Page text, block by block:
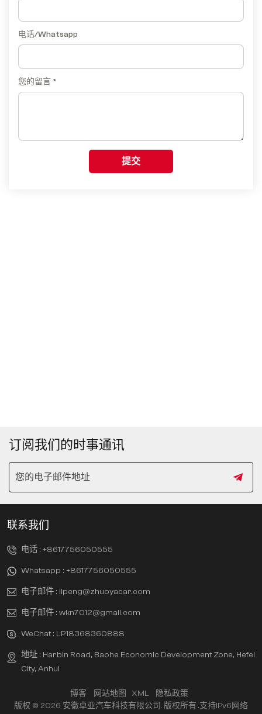
电话/Whatsapp
您的留言 *
提交
订阅我们的时事通讯
联系我们
电话 : +8617756050555
Whatsapp : +8617756050555
电子邮件 : lipeng@zhuoyacar.com
电子邮件 : wkn7012@gmail.com
WeChat : LP18368360888
地址 : Harbin Road, Baohe Economic Development Zone, Hefei
City, Anhui
博客 网站地图 XML
隐私政策
版权 © 2026 安徽卓亚汽车科技有限公司. 版权所有 .支持IPv6网络